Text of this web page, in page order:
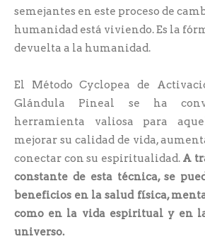
semejantes en este proceso de
humanidad está viviendo. Es la
devuelta a la humanidad.
El Método Cyclopea de
Glándula Pineal se ha
herramienta valiosa para
mejorar su calidad de vida,
conectar con su espiritualidad. A
constante de esta técnica, se
beneficios en la salud física,
como en la vida espiritual y en
universo.